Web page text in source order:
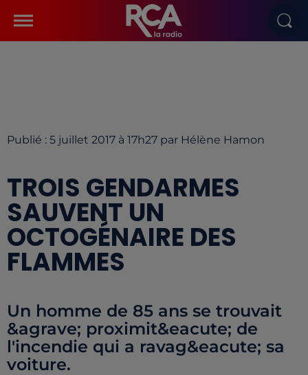
Publié : 5 juillet 2017 à 17h27 par Hélène Hamon
TROIS GENDARMES
SAUVENT UN
OCTOGÉNAIRE DES
FLAMMES
Un homme de 85 ans se trouvait
&agrave; proximit&eacute; de
l'incendie qui a ravag&eacute; sa
voiture.